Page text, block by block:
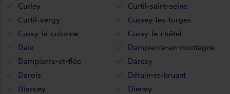
Curley
Curtil-saint-seine
Curtil-vergy
Cussey-les-forges
Cussy-la-colonne
Cussy-le-châtel
Daix
Dampierre-en-montagne
Dampierre-et-flée
Darcey
Darois
Détain-et-bruant
Diancey
Diénay